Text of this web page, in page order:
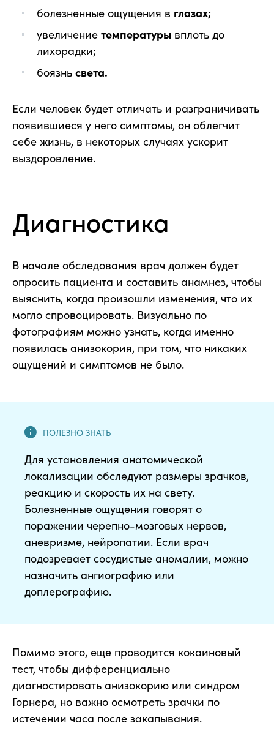
болезненные ощущения в глазах;
увеличение температуры вплоть до
лихорадки;
боязнь света.
Если человек будет отличать и разграничивать
появившиеся у него симптомы, он облегчит
себе жизнь, в некоторых случаях ускорит
выздоровление.
Диагностика
В начале обследования врач должен будет
опросить пациента и составить анамнез, чтобы
выяснить, когда произошли изменения, что их
могло спровоцировать. Визуально по
фотографиям можно узнать, когда именно
появилась анизокория, при том, что никаких
ощущений и симптомов не было.
Для установления анатомической
локализации обследуют размеры зрачков,
реакцию и скорость их на свету.
Болезненные ощущения говорят о
поражении черепно-мозговых нервов,
аневризме, нейропатии. Если врач
подозревает сосудистые аномалии, можно
назначить ангиографию или
доплерографию.
Помимо этого, еще проводится кокаиновый
тест, чтобы дифференциально
диагностировать анизокорию или синдром
Горнера, но важно осмотреть зрачки по
истечении часа после закапывания.